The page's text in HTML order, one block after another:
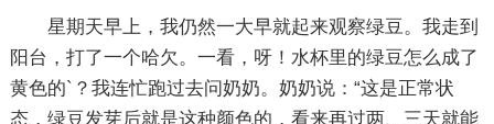
星期天早上，我仍然一大早就起来观察绿豆。我走到
阳台，打了一个哈欠。一看，呀！水杯里的绿豆怎么成了
黄色的`？我连忙跑过去问奶奶。奶奶说：“这是正常状
态，绿豆发芽后就是这种颜色的，看来再过两、三天就能